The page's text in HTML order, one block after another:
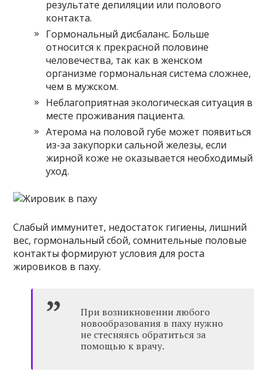
результате депиляции или полового
контакта.
Гормональный дисбаланс. Больше
относится к прекрасной половине
человечества, так как в женском
организме гормональная система сложнее,
чем в мужском.
Неблагоприятная экологическая ситуация в
месте проживания пациента.
Атерома на половой губе может появиться
из-за закупорки сальной железы, если
жирной коже не оказывается необходимый
уход.
Слабый иммунитет, недостаток гигиены, лишний
вес, гормональный сбой, сомнительные половые
контакты формируют условия для роста
жировиков в паху.
При возникновении любого
новообразования в паху нужно
не стесняясь обратиться за
помощью к врачу.